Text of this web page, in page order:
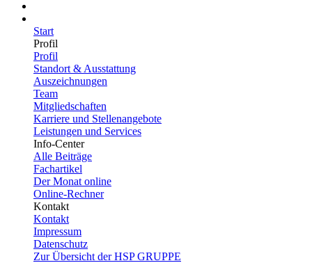
Start
Profil
Profil
Standort & Ausstattung
Auszeichnungen
Team
Mitgliedschaften
Karriere und Stellenangebote
Leistungen und Services
Info-Center
Alle Beiträge
Fachartikel
Der Monat online
Online-Rechner
Kontakt
Kontakt
Impressum
Datenschutz
Zur Übersicht der HSP GRUPPE